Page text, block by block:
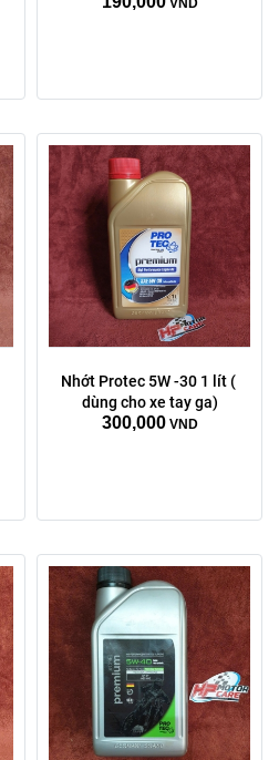
VND
Nhớt Protec 5W -30 1 lít (
dùng cho xe tay ga)
300,000 VND